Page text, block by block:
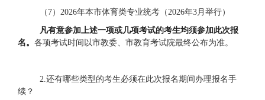
（ 7）2026年本市体育类专业统考 （2026年3月 举行）
凡有意参加上述一项或几项考试的考生均须参加此次报
名。 各项考试时间 以市教委、 市教育考试院最终公布为准。
2.还有哪些类型的考生必须在此次报名期间办理报名手
续？